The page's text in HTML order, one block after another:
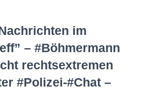
im
– #Böhmermann
rechtsextremen
#Polizei-#Chat –